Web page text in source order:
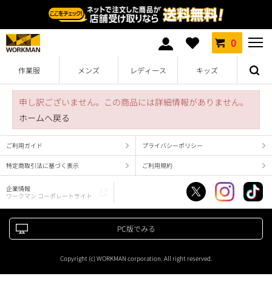
0
作業服 メンズ レディース キッズ
申し訳ございません。この商品には詳細情報がありません。
ホームへ戻る
ご利用ガイド プライバシーポリシー
特定商取引法に基づく表示 ご利用規約
企業情報
ワークマン コーポレートサイト
PC版でみる
Copyright (c) WORKMAN corporation. All right reserved.